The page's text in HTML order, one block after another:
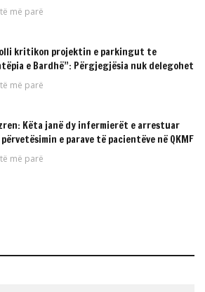
më parë
kritikon projektin e parkingut te
e Bardhë”: Përgjegjësia nuk delegohet
më parë
Këta janë dy infermierët e arrestuar
e parave të pacientëve në QKMF
më parë